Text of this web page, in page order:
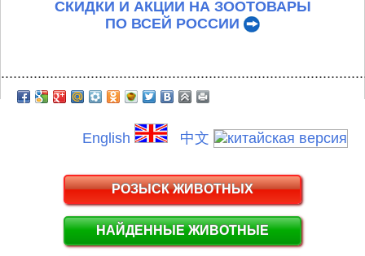
СКИДКИ И АКЦИИ НА ЗООТОВАРЫ
ПО ВСЕЙ РОССИИ
English 中文
РОЗЫСК ЖИВОТНЫХ
НАЙДЕННЫЕ ЖИВОТНЫЕ